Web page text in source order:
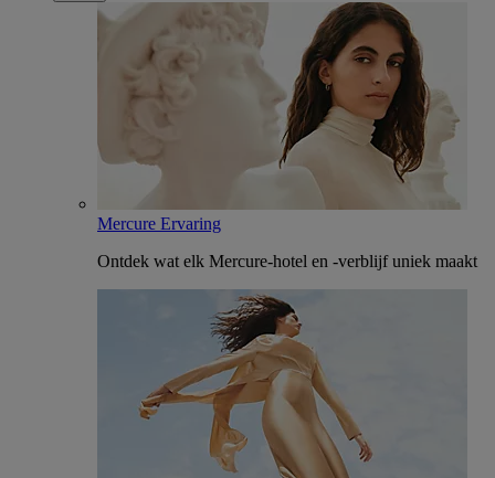
Mercure Ervaring
Ontdek wat elk Mercure-hotel en -verblijf uniek maakt